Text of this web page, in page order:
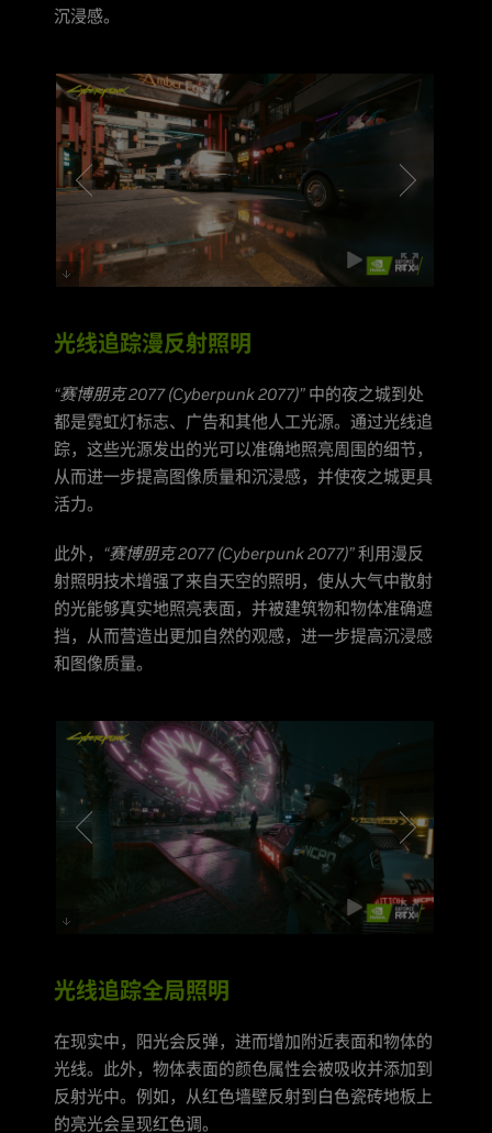
沉浸感。
光线追踪漫反射照明
“赛博朋克 2077 (Cyberpunk 2077)”中的夜之城到处
都是霓虹灯标志、广告和其他人工光源。通过光线追
踪，这些光源发出的光可以准确地照亮周围的细节，
从而进一步提高图像质量和沉浸感，并使夜之城更具
活力。
此外， “赛博朋克 2077 (Cyberpunk 2077)”利用漫反
射照明技术增强了来自天空的照明，使从大气中散射
的光能够真实地照亮表面，并被建筑物和物体准确遮
挡，从而营造出更加自然的观感，进一步提高沉浸感
和图像质量。
光线追踪全局照明
在现实中，阳光会反弹，进而增加附近表面和物体的
光线。此外，物体表面的颜色属性会被吸收并添加到
反射光中。例如，从红色墙壁反射到白色瓷砖地板上
的亮光会呈现红色调。